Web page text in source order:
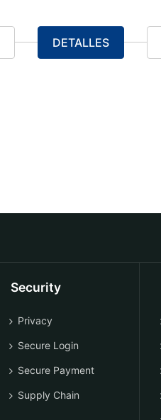
DETALLES
Security
Privacy
Secure Login
Secure Payment
Supply Chain